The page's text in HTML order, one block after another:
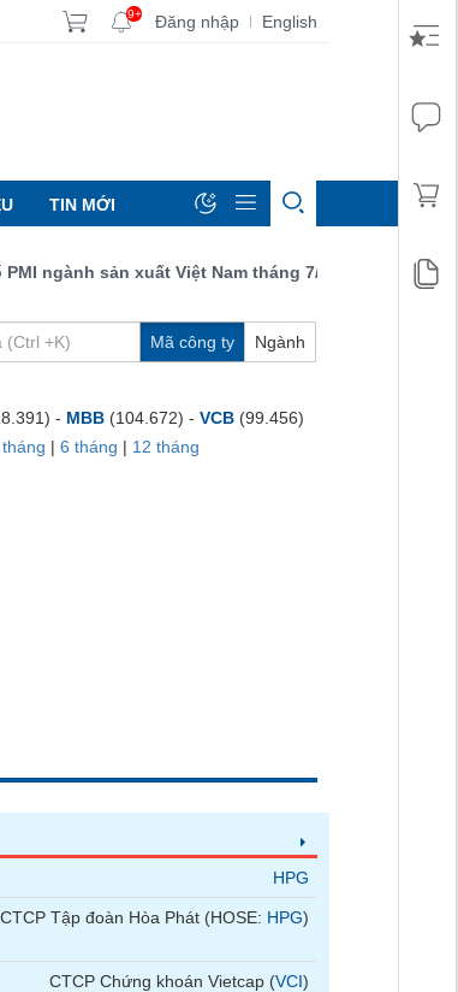
9+ Đăng nhập | English
TIN MỚI
ngành sản xuất Việt Nam tháng 7/2026: Sản lượng,
Mã công ty Ngành
- MBB (104.672) - VCB (99.456)
| 6 tháng | 12 tháng
HPG
CTCP Tập đoàn Hòa Phát (HOSE: HPG)
CTCP Chứng khoán Vietcap (VCI)